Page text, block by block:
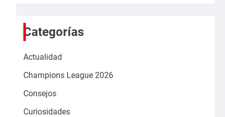
Categorías
Actualidad
Champions League 2026
Consejos
Curiosidades